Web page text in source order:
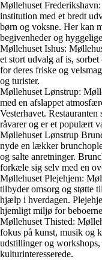
Møllehuset
institution med et bredt
børn og voksne. Her kan
begivenheder og
Møllehuset Ishus:
et stort udvalg af is,
for deres friske og
og turister.
Møllehuset Lønstrup:
med en afslappet
Vesterhavet.
råvarer og er et populært
Møllehuset Lønstrup
nyde en lækker
og salte anretninger.
forkæle sig selv med en
Møllehuset Plejehjem:
tilbyder omsorg og støtte
hjælp i hverdagen.
hjemligt miljø for
Møllehuset Thisted:
fokus på kunst, musik og
udstillinger og
kulturinteresserede.